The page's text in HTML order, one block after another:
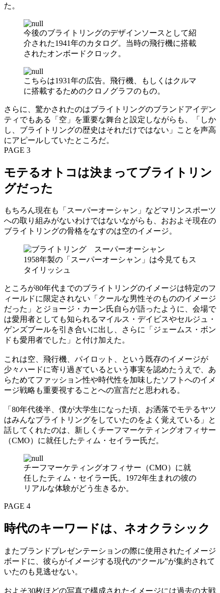
た。
今後のブライトリングのデザインソースとして紹
介された1941年のカタログ。当時の飛行機に搭載
されたオンボードクロック。
こちらは1931年の広告。飛行機、もしくはクルマ
に搭載するためのクロノグラフのもの。
さらに、驚かされたのはブライトリングのブランドアイデン
ティでもある「空」を重要な舞台と設定しながらも、「しか
し、ブライトリングの歴史はそれだけではない」ことを声高
にアピールしていたところだ。
PAGE 3
モテるオトコは決まってブライトリン
グだった
もちろん現在も「スーパーオーシャン」などマリンスポーツ
への取り組みがないわけではないながらも、おおよそ現在の
ブライトリングの骨格をなすのは空のイメージ。
1958年製の「スーパーオーシャン」は今見てもス
タイリッシュ
ところが80年代までのブライトリングのイメージは特定のフ
ィールドに限定されない「クールな男性そのもののイメージ
だった」とジョージ・カーン氏自らが語ったように、会場で
は愛用者としても知られるマイルス・デイビスやセルジュ・
ゲンズブールを引き合いに出し、さらに「ジェームス・ボン
ドも愛用者でした」と付け加えた。
これは空、飛行機、パイロット、という既存のイメージが
少々ハードに寄り過ぎているという事実を認めたうえで、あ
らためてファッション性や時代性を加味したソフトへのイメ
ージ戦略も重要視することへの宣言だと思われる。
「80年代後半、僕が大学生になった頃、お洒落でモテるヤツ
はみんなブライトリングをしていたのをよく覚えている」と
話してくれたのは、新しくチーフマーケティングオフィサー
（CMO）に就任したティム・セイラー氏だ。
チーフマーケティングオフィサー（CMO）に就
任したティム・セイラー氏。1972年生まれの彼の
リアルな体験がどう生きるか。
PAGE 4
時代のキーワードは、ネオクラシック
またブランドプレゼンテーションの際に使用されたイメージ
ボードに、彼らがイメージする現代の“クール”が集約されて
いたのも見逃せない。
およそ30枚ほどの写真で構成されたイメージには過去の大戦